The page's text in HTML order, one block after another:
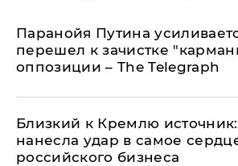
Паранойя Путина
перешел к зачистке
оппозиции – The Telegraph
Близкий к Кремлю
нанесла удар в самое
российского бизнеса